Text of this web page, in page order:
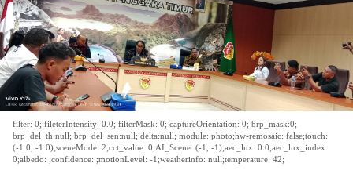
filter: 0; fileterIntensity: 0.0; filterMask: 0; captureOrientation: 0; brp_mask:0;
brp_del_th:null; brp_del_sen:null; delta:null; module: photo;hw-remosaic: false;touch:
(-1.0, -1.0);sceneMode: 2;cct_value: 0;AI_Scene: (-1, -1);aec_lux: 0.0;aec_lux_index:
0;albedo: ;confidence: ;motionLevel: -1;weatherinfo: null;temperature: 42;